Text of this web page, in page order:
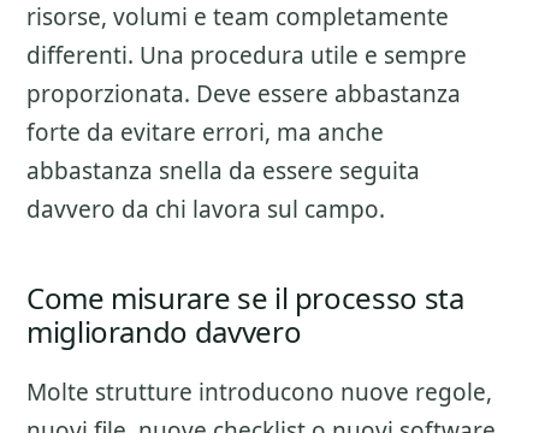
risorse, volumi e team completamente
differenti. Una procedura utile e sempre
proporzionata. Deve essere abbastanza
forte da evitare errori, ma anche
abbastanza snella da essere seguita
davvero da chi lavora sul campo.
Come misurare se il processo sta
migliorando davvero
Molte strutture introducono nuove regole,